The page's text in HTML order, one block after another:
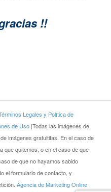
!!
Legales y Política de
de Uso |Todas las imágenes de
imágenes gratuititas. En el caso de
que quitemos, o en el caso de que
de que no hayamos sabido
el formulario de contacto, y
Agencia de Marketing Online